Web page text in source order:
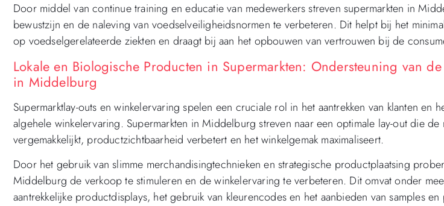
Door middel van continue training en educatie van medewerkers streven supermarkten in
bewustzijn en de naleving van voedselveiligheidsnormen te verbeteren. Dit helpt bij het
op voedselgerelateerde ziekten en draagt bij aan het opbouwen van vertrouwen bij de
Lokale en Biologische Producten in Supermarkten: Ondersteuning van
in Middelburg
Supermarktlay-outs en winkelervaring spelen een cruciale rol in het aantrekken van klanten en
algehele winkelervaring. Supermarkten in Middelburg streven naar een optimale lay-out die de
vergemakkelijkt, productzichtbaarheid verbetert en het winkelgemak maximaliseert.
Door het gebruik van slimme merchandisingtechnieken en strategische productplaatsing
Middelburg de verkoop te stimuleren en de winkelervaring te verbeteren. Dit omvat onder
aantrekkelijke productdisplays, het gebruik van kleurencodes en het aanbieden van samples